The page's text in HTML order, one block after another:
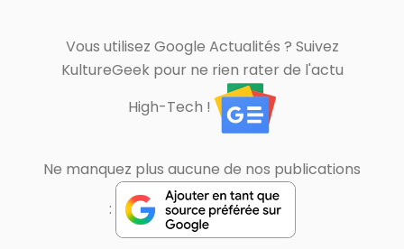
Vous utilisez Google Actualités ? Suivez
KultureGeek pour ne rien rater de l'actu
High-Tech !
Ne manquez plus aucune de nos publications
: